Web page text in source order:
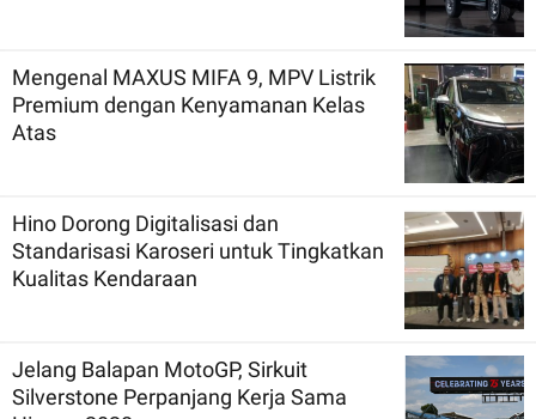
Mengenal MAXUS MIFA 9, MPV Listrik
Premium dengan Kenyamanan Kelas
Atas
Hino Dorong Digitalisasi dan
Standarisasi Karoseri untuk Tingkatkan
Kualitas Kendaraan
Jelang Balapan MotoGP, Sirkuit
Silverstone Perpanjang Kerja Sama